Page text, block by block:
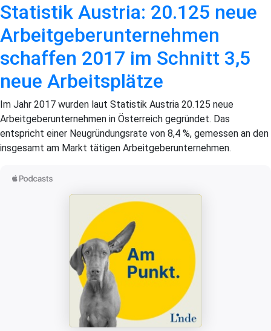
Statistik Austria: 20.125 neue
Arbeitgeberunternehmen
schaffen 2017 im Schnitt 3,5
neue Arbeitsplätze
Im Jahr 2017 wurden laut Statistik Austria 20.125 neue
Arbeitgeberunternehmen in Österreich gegründet. Das
entspricht einer Neugründungsrate von 8,4 %, gemessen an den
insgesamt am Markt tätigen Arbeitgeberunternehmen.